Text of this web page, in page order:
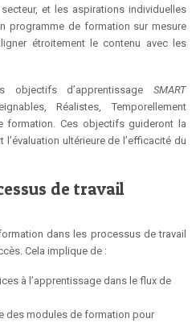
et les aspirations individuelles
programme de formation sur mesure
étroitement le contenu avec les
d’apprentissage SMART
Réalistes, Temporellement
formation. Ces objectifs guideront la
ultérieure de l’efficacité du
de travail
dans les processus de travail
Cela implique de :
à l’apprentissage dans le flux de
des modules de formation pour